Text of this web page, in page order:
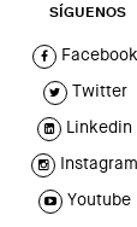
SÍGUENOS
Facebook
Twitter
Linkedin
Instagram
Youtube